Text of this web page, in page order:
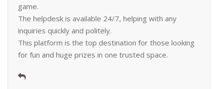
game.
The helpdesk is available 24/7, helping with any
inquiries quickly and politely.
This platform is the top destination for those looking
for fun and huge prizes in one trusted space.